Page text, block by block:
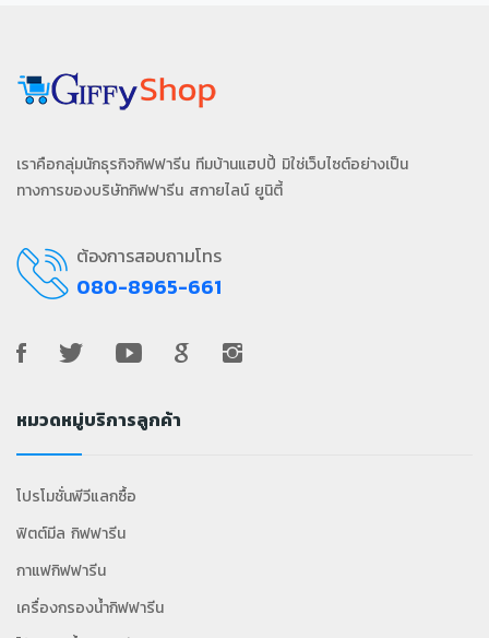
เราคือกลุ่มนักธุรกิจกิฟฟารีน ทีมบ้านแฮปปี้ มิใช่เว็บไซต์อย่างเป็น
ทางการของบริษัทกิฟฟารีน สกายไลน์ ยูนิตี้
ต้องการสอบถามโทร
080-8965-661
หมวดหมู่บริการลูกค้า
โปรโมชั่นพีวีแลกซื้อ
ฟิตต์มีล กิฟฟารีน
กาแฟกิฟฟารีน
เครื่องกรองน้ำกิฟฟารีน